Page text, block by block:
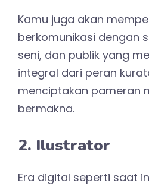
Kamu juga akan
berkomunikasi dengan
seni, dan publik yang
integral dari peran
menciptakan pameran
bermakna.
2. Ilustrator
Era digital seperti saat